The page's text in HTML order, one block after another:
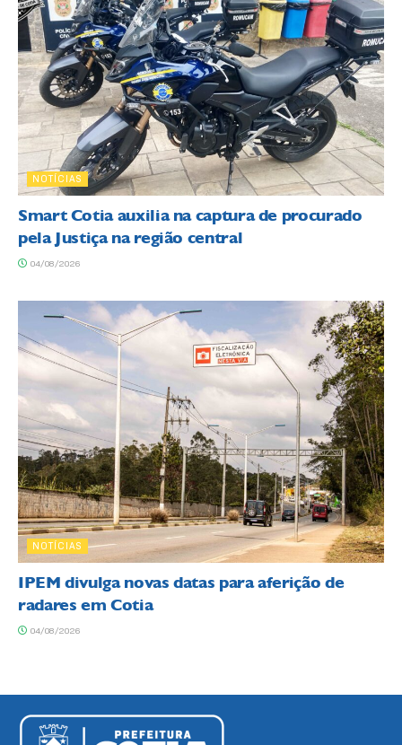
NOTÍCIAS
Smart Cotia auxilia na captura de procurado
pela Justiça na região central
04/08/2026
NOTÍCIAS
IPEM divulga novas datas para aferição de
radares em Cotia
04/08/2026